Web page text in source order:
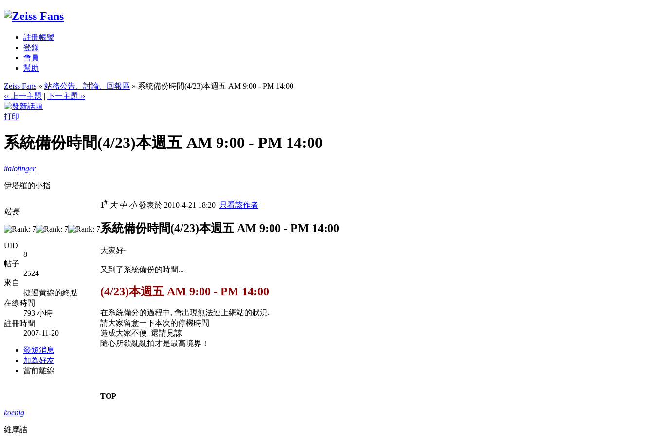
註冊帳號
登錄
會員
幫助
Zeiss Fans » 站務公告、討論、回報區 » 系統備份時間(4/23)本週五 AM 9:00 - PM 14:00
‹‹ 上一主題 | 下一主題 ››
打印
系統備份時間(4/23)本週五 AM 9:00 - PM 14:00
italofinger
伊塔羅的小指
站長
UID
8
帖子
2524
來自
捷運黃線的終點
在線時間
793 小時
註冊時間
2007-11-20
發短消息
加為好友
當前離線
1# 大 中 小發表於 2010-4-21 18:20 只看該作者
系統備份時間(4/23)本週五 AM 9:00 - PM 14:00
大家好~
又到了系統備份的時間...
(4/23)本週五 AM 9:00 - PM 14:00
在系統備分的過程中, 會出現無法連上網站的狀況.
請大家留意一下本次的停機時間
造成大家不便 還請見諒
隨心所欲亂亂拍才是最高境界！
TOP
koenig
維摩詰